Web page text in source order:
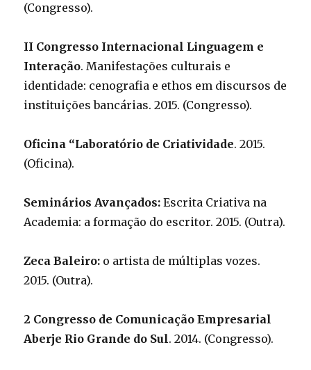
(Congresso).
II Congresso Internacional Linguagem e
Interação. Manifestações culturais e
identidade: cenografia e ethos em discursos de
instituições bancárias. 2015. (Congresso).
Oficina “Laboratório de Criatividade. 2015.
(Oficina).
Seminários Avançados:Escrita Criativa na
Academia: a formação do escritor. 2015. (Outra).
Zeca Baleiro: o artista de múltiplas vozes.
2015. (Outra).
2 Congresso de Comunicação Empresarial
Aberje Rio Grande do Sul. 2014. (Congresso).